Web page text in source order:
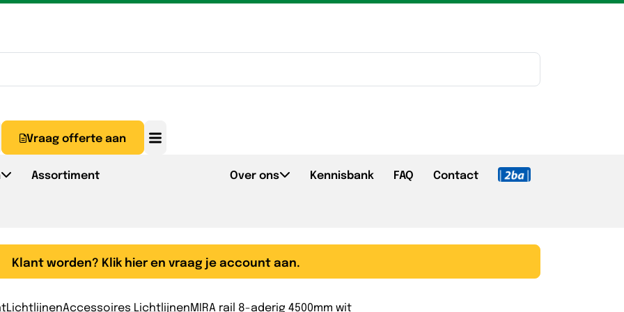
Vraag offerte aan
Assortiment Over ons Kennisbank FAQ Contact
Klant worden? Klik hier en vraag je account aan.
LichtlijnenAccessoires LichtlijnenMIRA rail 8-aderig 4500mm wit